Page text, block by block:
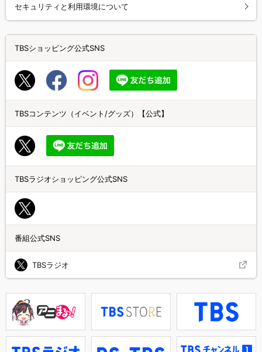
セキュリティと利用環境について
TBSショッピング公式SNS
TBSコンテンツ（イベント/グッズ）【公式】
TBSラジオショッピング公式SNS
番組公式SNS
TBSラジオ